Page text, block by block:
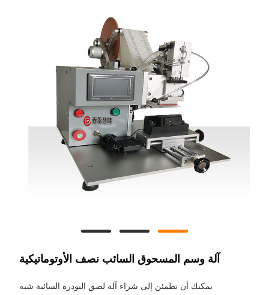
آلة وسم المسحوق السائب نصف الأوتوماتيكية
يمكنك أن تطمئن إلى شراء آلة لصق البودرة السائبة شبه